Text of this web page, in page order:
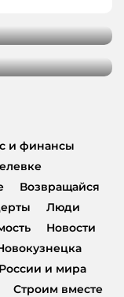
и финансы
Возвращайся
Люди
Новости
и мира
Строим вместе